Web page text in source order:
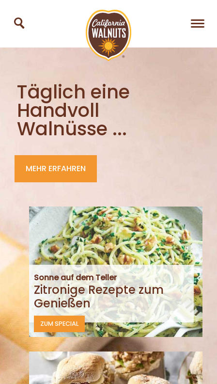
Täglich eine
Handvoll
Walnüsse ...
MEHR ERFAHREN
Sonne auf dem Teller
Zitronige Rezepte zum
Genießen
ZUM SPECIAL